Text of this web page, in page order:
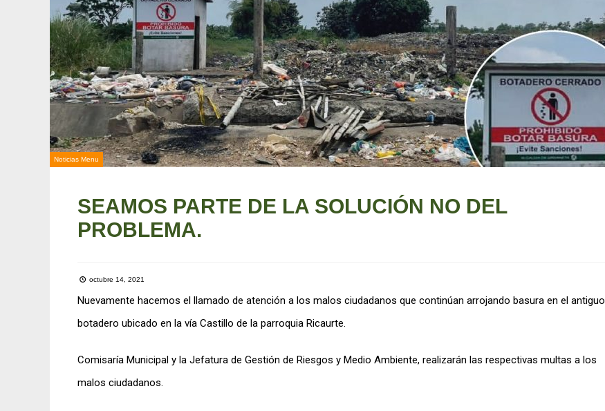
Noticias Menu
SEAMOS PARTE DE LA SOLUCIÓN NO DEL
PROBLEMA.
octubre 14, 2021
Nuevamente hacemos el llamado de atención a los malos ciudadanos que continúan arrojando basura en el antiguo
botadero ubicado en la vía Castillo de la parroquia Ricaurte.
Comisaría Municipal y la Jefatura de Gestión de Riesgos y Medio Ambiente, realizarán las respectivas multas a los
malos ciudadanos.